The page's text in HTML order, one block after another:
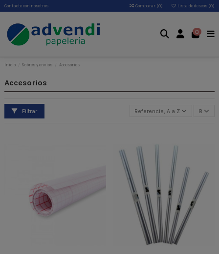
Contacte con nosotros Comparar (0) Lista de deseos (0)
0
Inicio Sobres y envios Accesorios
Accesorios
Filtrar Referencia, A a Z 8